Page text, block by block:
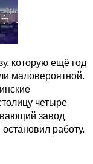
которую ещё год
маловероятной.
четыре
завод
работу.